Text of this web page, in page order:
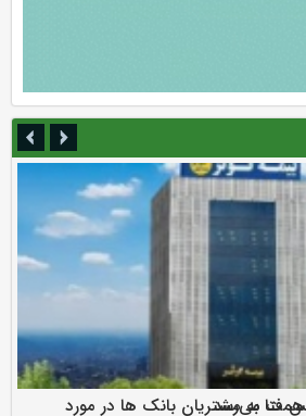
رفتگران ایران از اقدامات مدیرعامل بیمه
به مشتریان بانک ها در مورد